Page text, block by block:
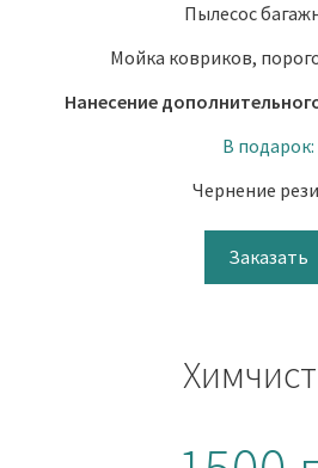
Пылесос
Мойка ковриков,
Нанесение
В подарок:
Чернение
Заказать